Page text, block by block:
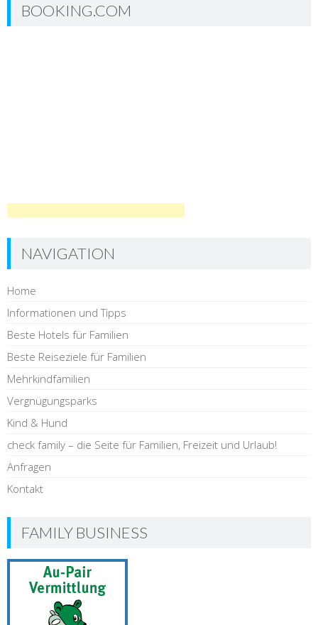
BOOKING.COM
NAVIGATION
Home
Informationen und Tipps
Beste Hotels für Familien
Beste Reiseziele für Familien
Mehrkindfamilien
Vergnügungsparks
Kind & Hund
check family – die Seite für Familien, Freizeit und Urlaub!
Anfragen
Kontakt
FAMILY BUSINESS